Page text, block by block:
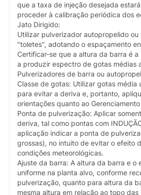
que a taxa de injeção desejada
proceder à calibração periódica dos
Jato Dirigido:
Utilizar pulverizador autopropelido
"toletes", adotando o espaçamento
Certificar-se que a altura da barra é
a produzir espectro de gotas médias
Pulverizadores de barra ou
Classe de gotas: Utilizar gotas
para evitar a deriva e, portanto,
orientações quanto ao
Ponta de pulverização: Aplicar
deriva, tal como pontas com
aplicação indicar a ponta de
grossas), no intuito de evitar o efeito
condições meteorológicas.
Ajuste da barra: A altura da barra e
uniforme na planta alvo, conforme
pulverização, quanto para altura da
mesma altura em relação ao topo